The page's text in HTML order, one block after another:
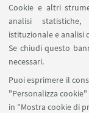
Cookie e altri
analisi statistiche,
istituzionale e analisi
Se chiudi questo
necessari.
Puoi esprimere il
"Personalizza
in "Mostra cookie di